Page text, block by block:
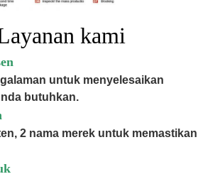
kami
untuk menyelesaikan
butuhkan.
2 nama merek untuk memastikan